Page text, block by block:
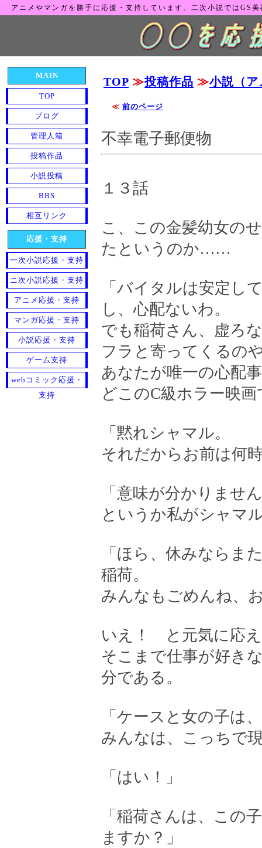
アニメやマンガを勝手に応援・支持しています。二次小説ではGS
TOP ≫投稿作品 ≫小説（ア
≪ 前のページ
不幸電子郵便物
１３話
こ、この金髪幼女の
たというのか……
「バイタルは安定
し、心配ないわ。
でも稲荷さん、虚ろ
フラと寄ってくるの
あなたが唯一の心配
どこのC級ホラー映
「黙れシャマル。
それだからお前は何
「意味が分かりませ
というか私がシャマ
「ほら、休みならま
稲荷。
みんなもごめんね、
いえ！ と元気に応
そこまで仕事が好き
分である。
「ケースと女の子は
みんなは、こっちで
「はい！」
「稲荷さんは、この
ますか？」
MAIN
TOP
ブログ
管理人箱
投稿作品
小説投稿
BBS
相互リンク
応援・支持
一次小説応援・支持
ニ次小説応援・支持
アニメ応援・支持
マンガ応援・支持
小説応援・支持
ゲーム支持
webコミック応援・
支持